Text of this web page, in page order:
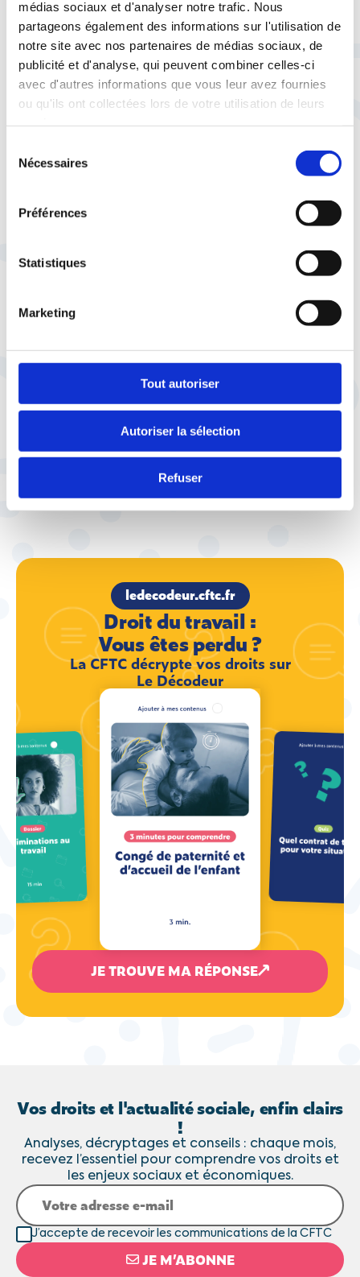
médias sociaux et d'analyser notre trafic. Nous
partageons également des informations sur l'utilisation de
notre site avec nos partenaires de médias sociaux, de
publicité et d'analyse, qui peuvent combiner celles-ci
avec d'autres informations que vous leur avez fournies
ou qu'ils ont collectées lors de votre utilisation de leurs
Nécessaires
Préférences
Statistiques
Marketing
Tout autoriser
Autoriser la sélection
Refuser
À lire aussi
Quand syndicalisme et service
public font voyager le pouvoir
23 juillet |
sexistes et sexuelles : à
l'UCANSS, la CFTC signe un
accord d'entreprise pour
protéger les travailleurs
ledecodeur.cftc.fr
Droit du travail :
Vous êtes perdu ?
La CFTC décrypte vos droits sur
Le Décodeur
JE TROUVE MA RÉPONSE
Vos droits et l'actualité sociale, enfin clairs
!
Analyses, décryptages et conseils : chaque mois,
recevez l’essentiel pour comprendre vos droits et
les enjeux sociaux et économiques.
JE M’ABONNE
J’accepte de recevoir les communications de la CFTC